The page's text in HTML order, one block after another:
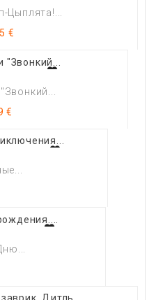
Цыплята!...
€
€